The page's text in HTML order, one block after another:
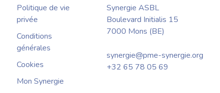
Politique de vie
privée
Conditions
générales
Cookies
Mon Synergie
Synergie ASBL
Boulevard Initialis 15
7000 Mons (BE)
synergie@pme-synergie.org
+32 65 78 05 69